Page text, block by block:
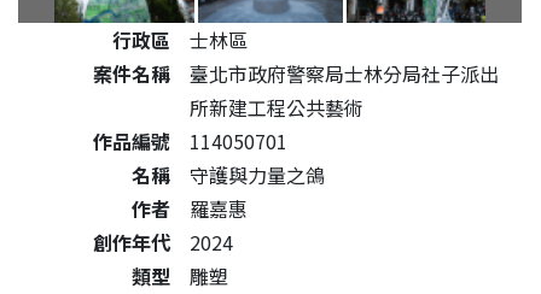
公共藝術作品詳細資料
行政區
士林區
案件名稱
臺北市政府警察局士林分局社子派出
所新建工程公共藝術
作品編號
114050701
名稱
守護與力量之鴿
作者
羅嘉惠
創作年代
2024
類型
雕塑